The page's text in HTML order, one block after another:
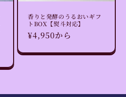
香りと発酵のうるおいギフ
トBOX【熨斗対応】
通
価
¥4,950から